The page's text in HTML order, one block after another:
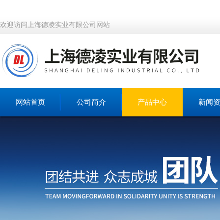
欢迎访问上海德凌实业有限公司网站
网站首页 公司简介 产品中心 新闻